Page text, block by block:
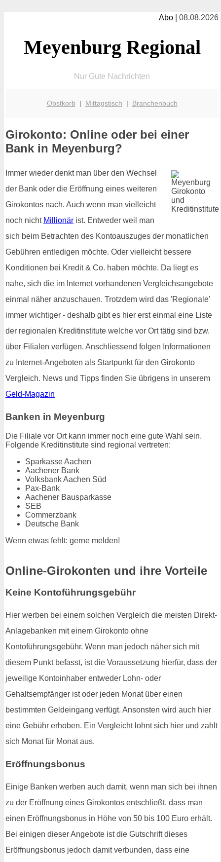
Abo | 08.08.2026
Meyenburg Regional
Nur Gute Nachrichten
Obstkorb | Mittagstisch | Branchenbuch
Girokonto: Online oder bei einer
Bank in Meyenburg?
Immer wieder denkt man über den Wechsel
der Bank oder die Eröffnung eines weiteren
Girokontos nach. Auch wenn man vielleicht
noch nicht Millionär ist. Entweder weil man
sich beim Betrachten des Kontoauszuges der monatlichen
Gebühren entledigen möchte. Oder vielleicht bessere
Konditionen bei Kredit & Co. haben möchte. Da liegt es
nahe, sich die im Internet vorhandenen Vergleichsangebote
einmal näher anzuschauen. Trotzdem wird das 'Regionale'
immer wichtiger - deshalb gibt es hier erst einmal eine Liste
der regionalen Kreditinstitute welche vor Ort tätig sind bzw.
über Filialen verfügen. Anschliessend folgen Informationen
zu Internet-Angeboten als Startpunkt für den Girokonto
Vergleich. News und Tipps finden Sie übrigens in unserem
Geld-Magazin
Banken in Meyenburg
Die Filiale vor Ort kann immer noch eine gute Wahl sein.
Folgende Kreditinstitute sind regional vertreten:
Sparkasse Aachen
Aachener Bank
Volksbank Aachen Süd
Pax-Bank
Aachener Bausparkasse
SEB
Commerzbank
Deutsche Bank
Wenn etwas fehlt: gerne melden!
Online-Girokonten und ihre Vorteile
Keine Kontoführungsgebühr
Hier werben bei einem solchen Vergleich die meisten Direkt-
Anlagebanken mit einem Girokonto ohne
Kontoführungsgebühr. Wenn man jedoch näher sich mit
diesem Punkt befasst, ist die Voraussetzung hierfür, dass der
jeweilige Kontoinhaber entweder Lohn- oder
Gehaltsempfänger ist oder jeden Monat über einen
bestimmten Geldeingang verfügt. Ansonsten wird auch hier
eine Gebühr erhoben. Ein Vergleicht lohnt sich hier und zahlt
sich Monat für Monat aus.
Eröffnungsbonus
Einige Banken werben auch damit, wenn man sich bei ihnen
zu der Eröffnung eines Girokontos entschließt, dass man
einen Eröffnungsbonus in Höhe von 50 bis 100 Euro erhält.
Bei einigen dieser Angebote ist die Gutschrift dieses
Eröffnungsbonus jedoch damit verbunden, dass eine